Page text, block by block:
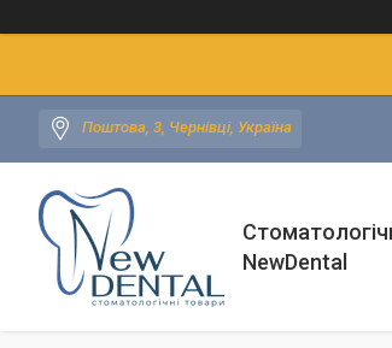
Поштова, 3, Чернівці, Україна
NewDental